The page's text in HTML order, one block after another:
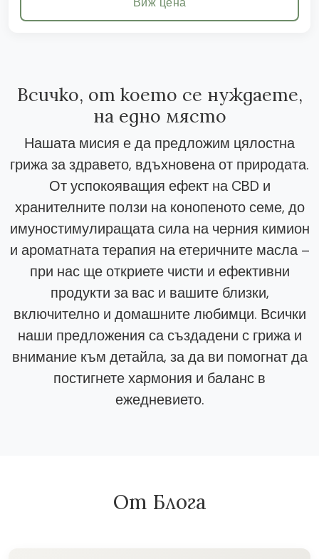
Всичко, от което се нуждаете,
на едно място
Нашата мисия е да предложим цялостна
грижа за здравето, вдъхновена от природата.
От успокояващия ефект на CBD и
хранителните ползи на конопеното семе, до
имуностимулиращата сила на черния кимион
и ароматната терапия на етеричните масла –
при нас ще откриете чисти и ефективни
продукти за вас и вашите близки,
включително и домашните любимци. Всички
наши предложения са създадени с грижа и
внимание към детайла, за да ви помогнат да
постигнете хармония и баланс в
ежедневието.
От Блога